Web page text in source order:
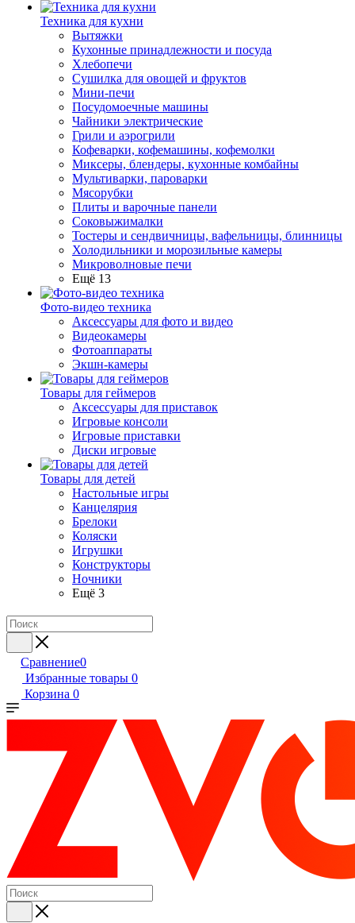
Техника для кухни
Вытяжки
Кухонные принадлежности и посуда
Хлебопечи
Сушилка для овощей и фруктов
Мини-печи
Посудомоечные машины
Чайники электрические
Грили и аэрогрили
Кофеварки, кофемашины, кофемолки
Миксеры, блендеры, кухонные комбайны
Мультиварки, пароварки
Мясорубки
Плиты и варочные панели
Соковыжималки
Тостеры и сендвичницы, вафельницы, блинницы
Холодильники и морозильные камеры
Микроволновые печи
Ещё 13
Фото-видео техника
Аксессуары для фото и видео
Видеокамеры
Фотоаппараты
Экшн-камеры
Товары для геймеров
Аксессуары для приставок
Игровые консоли
Игровые приставки
Диски игровые
Товары для детей
Настольные игры
Канцелярия
Брелоки
Коляски
Игрушки
Конструкторы
Ночники
Ещё 3
Сравнение0
Избранные товары 0
Корзина 0